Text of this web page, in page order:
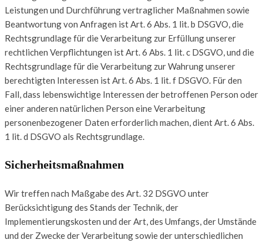
Leistungen und Durchführung vertraglicher Maßnahmen sowie
Beantwortung von Anfragen ist Art. 6 Abs. 1 lit. b DSGVO, die
Rechtsgrundlage für die Verarbeitung zur Erfüllung unserer
rechtlichen Verpflichtungen ist Art. 6 Abs. 1 lit. c DSGVO, und die
Rechtsgrundlage für die Verarbeitung zur Wahrung unserer
berechtigten Interessen ist Art. 6 Abs. 1 lit. f DSGVO. Für den
Fall, dass lebenswichtige Interessen der betroffenen Person oder
einer anderen natürlichen Person eine Verarbeitung
personenbezogener Daten erforderlich machen, dient Art. 6 Abs.
1 lit. d DSGVO als Rechtsgrundlage.
Sicherheitsmaßnahmen
Wir treffen nach Maßgabe des Art. 32 DSGVO unter
Berücksichtigung des Stands der Technik, der
Implementierungskosten und der Art, des Umfangs, der Umstände
und der Zwecke der Verarbeitung sowie der unterschiedlichen